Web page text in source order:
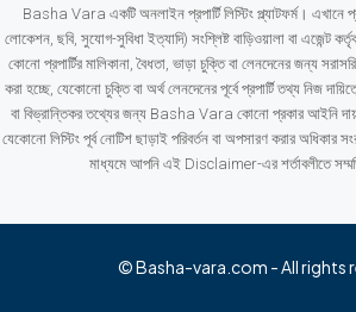
Basha Vara একটি অনলাইন প্রপার্টি লিস্টিং প্ল্যাটফর্ম। এখানে
লোকেশন, ছবি, সুযোগ-সুবিধা ইত্যাদি) সংশ্লিষ্ট বাড়িওয়ালা বা
কোনো প্রপার্টির মালিকানা, বৈধতা, ভাড়া চুক্তি বা লেনদেনের জন্য
করা হচ্ছে, যেকোনো চুক্তি বা অর্থ লেনদেনের পূর্বে প্রপার্টি তথ্য নিজ
বা বিভ্রান্তিকর তথ্যের জন্য Basha Vara কোনো প্রকার আইনি
যেকোনো লিস্টিং পূর্ব নোটিশ ছাড়াই পরিবর্তন বা অপসারণ করার অধিকার
মাধ্যমে আপনি এই Disclaimer-এর শর্তাবলীতে
© Basha-vara.com - All rights